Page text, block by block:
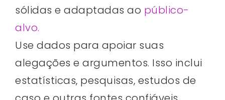
sólidas e adaptadas ao público-
alvo.
Use dados para apoiar suas
alegações e argumentos. Isso inclui
estatísticas, pesquisas, estudos de